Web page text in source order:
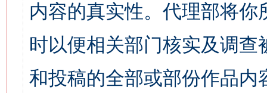
内容的真实性。代理部将
时以便相关部门核实及调
和投稿的全部或部份作品